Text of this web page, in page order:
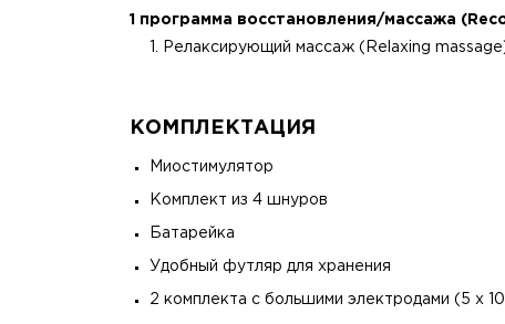
1 программа восстановления/массажа
Релаксирующий массаж (Relaxing
КОМПЛЕКТАЦИЯ
Миостимулятор
Комплект из 4 шнуров
Батарейка
Удобный футляр для хранения
2 комплекта с большими электродами (5 х